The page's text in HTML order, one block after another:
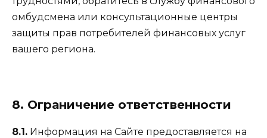
омбудсмена или консультационные центры
защиты прав потребителей финансовых услуг
вашего региона.
8. Ограничение ответственности
8.1. Информация на Сайте предоставляется на